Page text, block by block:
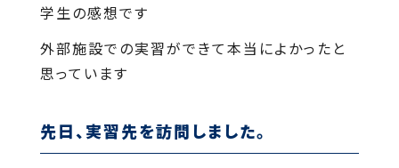
学生の感想です
外部施設での実習ができて本当によかったと
思っています
先日、実習先を訪問しました。